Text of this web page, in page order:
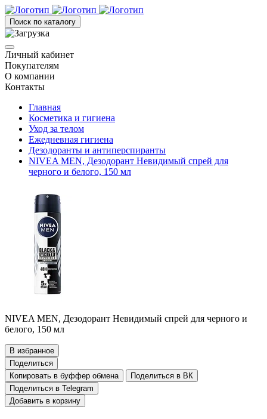
Поиск по каталогу
Личный кабинет
Покупателям
О компании
Контакты
Главная
Косметика и гигиена
Уход за телом
Ежедневная гигиена
Дезодоранты и антиперспиранты
NIVEA MEN, Дезодорант Невидимый спрей для
черного и белого, 150 мл
NIVEA MEN, Дезодорант Невидимый спрей для черного и
белого, 150 мл
В избранное
Поделиться
Копировать в буффер обмена
Поделиться в ВК
Поделиться в Telegram
Добавить в корзину